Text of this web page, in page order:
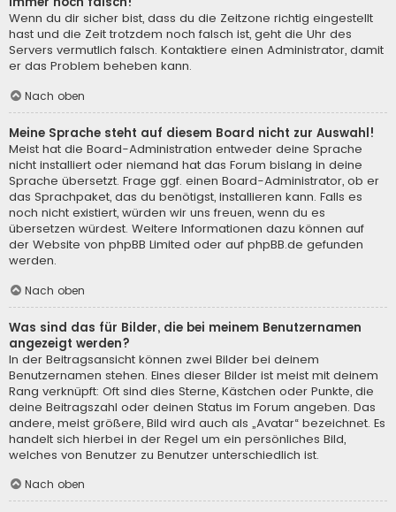
Wenn du dir sicher bist, dass du die Zeitzone richtig eingestellt
hast und die Zeit trotzdem noch falsch ist, geht die Uhr des
Servers vermutlich falsch. Kontaktiere einen Administrator, damit
er das Problem beheben kann.
Nach oben
Meine Sprache steht auf diesem Board nicht zur Auswahl!
Meist hat die Board-Administration entweder deine Sprache
nicht installiert oder niemand hat das Forum bislang in deine
Sprache übersetzt. Frage ggf. einen Board-Administrator, ob er
das Sprachpaket, das du benötigst, installieren kann. Falls es
noch nicht existiert, würden wir uns freuen, wenn du es
übersetzen würdest. Weitere Informationen dazu können auf
der Website von phpBB Limited oder auf phpBB.de gefunden
werden.
Nach oben
Was sind das für Bilder, die bei meinem Benutzernamen
angezeigt werden?
In der Beitragsansicht können zwei Bilder bei deinem
Benutzernamen stehen. Eines dieser Bilder ist meist mit deinem
Rang verknüpft: Oft sind dies Sterne, Kästchen oder Punkte, die
deine Beitragszahl oder deinen Status im Forum angeben. Das
andere, meist größere, Bild wird auch als „Avatar“ bezeichnet. Es
handelt sich hierbei in der Regel um ein persönliches Bild,
welches von Benutzer zu Benutzer unterschiedlich ist.
Nach oben